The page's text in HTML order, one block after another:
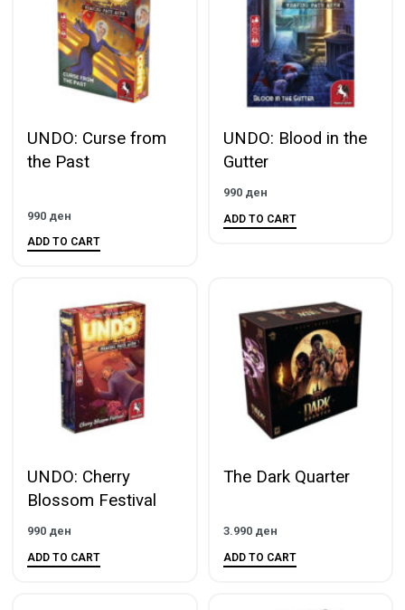
UNDO: Curse from
the Past
990 ден
ADD TO CART
UNDO: Blood in the
Gutter
990 ден
ADD TO CART
UNDO: Cherry
Blossom Festival
990 ден
ADD TO CART
The Dark Quarter
3.990 ден
ADD TO CART